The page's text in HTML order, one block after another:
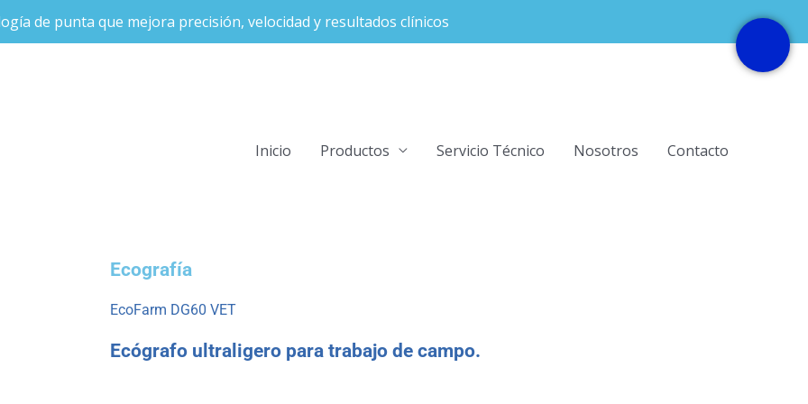
de punta que mejora precisión, velocidad y resultados clínicos
Inicio Productos Servicio Técnico Nosotros Contacto
Ecografía
EcoFarm DG60 VET
Ecógrafo ultraligero para trabajo de campo.